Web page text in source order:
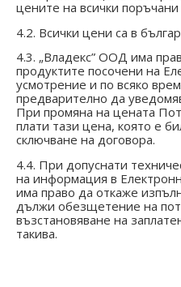
цените на всички поръчани
4.2. Всички цени са в
4.3. „Владекс” ООД има
продуктите посочени на
усмотрение и по всяко
предварително да
При промяна на цената
плати тази цена, която е
сключване на договора.
4.4. При допуснати
на информация в
има право да откаже
дължи обезщетение на
възстановяване на
такива.